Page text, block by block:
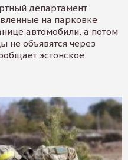
департамент
на парковке
автомобили, а потом
не объявятся через
эстонское